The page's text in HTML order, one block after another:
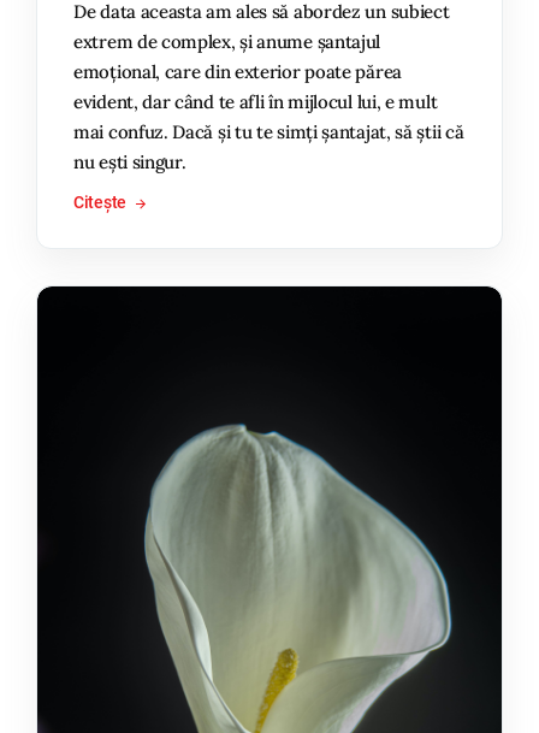
De data aceasta am ales să abordez un subiect
extrem de complex, și anume șantajul
emoțional, care din exterior poate părea
evident, dar când te afli în mijlocul lui, e mult
mai confuz. Dacă și tu te simți șantajat, să știi că
nu ești singur.
Citește